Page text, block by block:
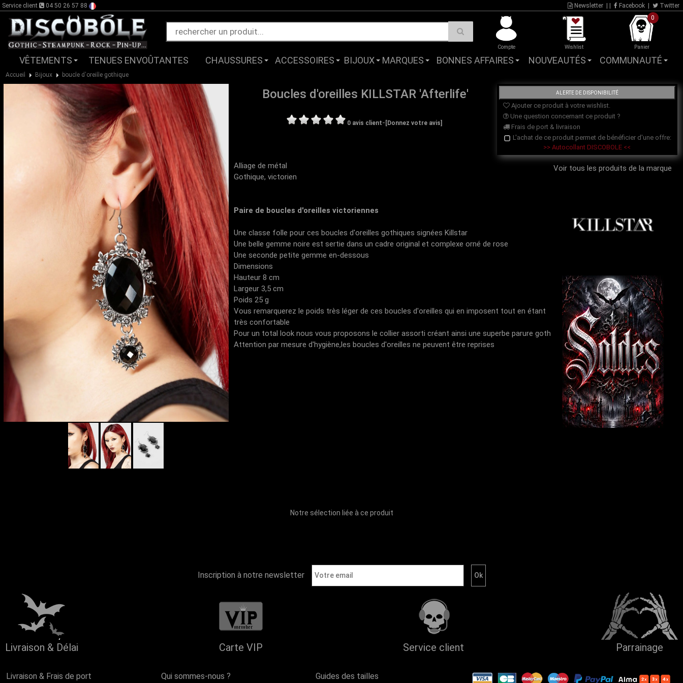
Service client 04 50 26 57 88 Newsletter Facebook Twitter
Compte Wishlist
0
Panier
VÊTEMENTS TENUES ENVOÛTANTES CHAUSSURES ACCESSOIRES BIJOUX MARQUES BONNES AFFAIRES NOUVEAUTÉS COMMUNAUTÉ
Accueil Bijoux boucle d'oreille gothique
Boucles d'oreilles KILLSTAR 'Afterlife'
0 avis client- [Donnez votre avis]
Ajouter ce produit à votre wishlist.
Une question concernant ce produit ?
Frais de port & livraison
L'achat de ce produit permet de bénéficier d'une offre:
>> Autocollant DISCOBOLE <<
Voir tous les produits de la marque
Alliage de métal
Gothique, victorien
Paire de boucles d'oreilles victoriennes
Une classe folle pour ces boucles d'oreilles gothiques signées Killstar
Une belle gemme noire est sertie dans un cadre original et complexe orné de rose
Une seconde petite gemme en-dessous
Dimensions
Hauteur 8 cm
Largeur 3,5 cm
Poids 25 g
Vous remarquerez le poids très léger de ces boucles d'oreilles qui en imposent tout en étant
très confortable
Pour un total look nous vous proposons le collier assorti créant ainsi une superbe parure goth
Attention par mesure d'hygiène,les boucles d'oreilles ne peuvent être reprises
Notre sélection liée à ce produit
Inscription à notre newsletter
Livraison & Délai Carte VIP Service client Parrainage
Livraison & Frais de port Qui sommes-nous ? Guides des tailles